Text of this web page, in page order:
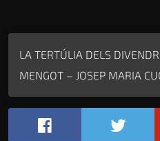
LA TERTÚLIA DELS
MENGOT – JOSEP MARIA